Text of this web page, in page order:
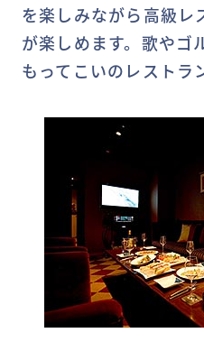
を楽しみながら高級レ
が楽しめます。歌やゴ
もってこいのレストラ